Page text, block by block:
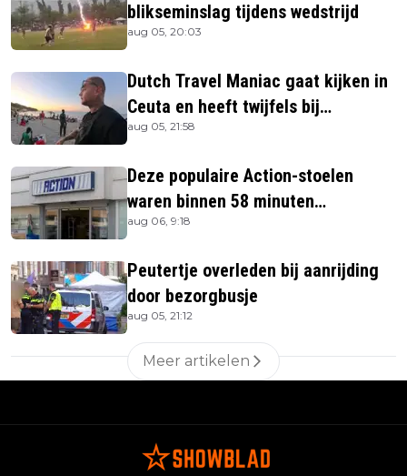
blikseminslag tijdens wedstrijd
aug 05, 20:03
Dutch Travel Maniac gaat kijken in
Ceuta en heeft twijfels bij
berichtgeving media
aug 05, 21:58
Deze populaire Action-stoelen
waren binnen 58 minuten
uitverkocht zijn vandaag weer te
aug 06, 9:18
Peutertje overleden bij aanrijding
door bezorgbusje
aug 05, 21:12
Meer artikelen